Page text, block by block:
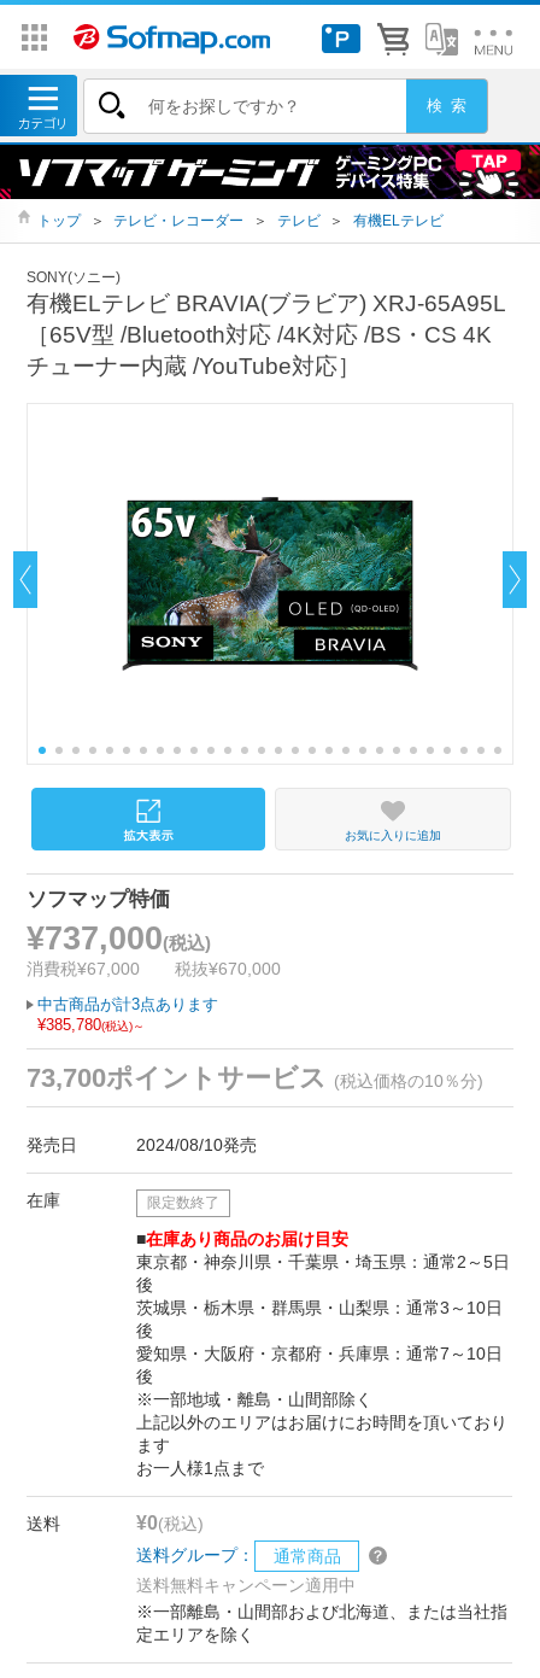
トップ ＞ テレビ・レコーダー ＞ テレビ ＞ 有機ELテレビ
SONY(ソニー)
有機ELテレビ BRAVIA(ブラビア) XRJ-65A95L
［65V型 /Bluetooth対応 /4K対応 /BS・CS 4K
チューナー内蔵 /YouTube対応］
お気に入りに追加
ソフマップ特価
¥737,000(税込)
消費税¥67,000 税抜¥670,000
中古商品が計3点あります
¥385,780(税込)～
73,700ポイントサービス (税込価格の10％分)
発売日 2024/08/10発売
在庫 限定数終了
■在庫あり商品のお届け目安
東京都・神奈川県・千葉県・埼玉県：通常2～5日
後
茨城県・栃木県・群馬県・山梨県：通常3～10日
後
愛知県・大阪府・京都府・兵庫県：通常7～10日
後
※一部地域・離島・山間部除く
上記以外のエリアはお届けにお時間を頂いており
ます
お一人様1点まで
送料 ¥0(税込)
送料グループ：
通常商品
送料無料キャンペーン適用中
※一部離島・山間部および北海道、または当社指
定エリアを除く